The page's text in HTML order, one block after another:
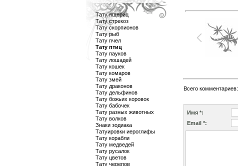
Тату ящериц
Тату стрекоз
Тату скорпионов
Тату рыб
Тату пчел
Тату птиц
Тату пауков
Тату лошадей
Тату кошек
Тату комаров
Тату змей
Тату драконов
Тату дельфинов
Тату божьих коровок
Тату бабочек
Тату разных животных
Тату волков
Знаки зодиака
Татуировки иероглифы
Тату корабли
Тату медведей
Тату русалок
Тату цветов
Тату черепов
Всего комментариев:
Имя *:
Email *: